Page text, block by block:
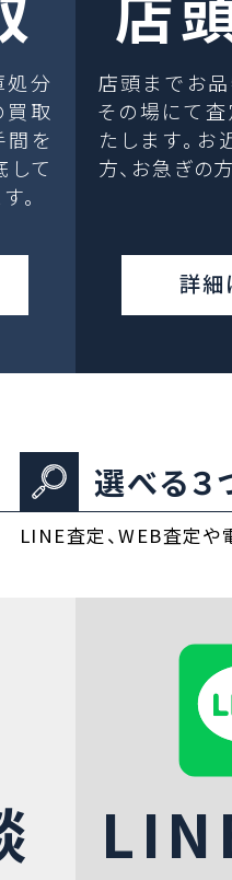
処分
取
間を
して
。
店頭までお品
その場にて査
たします。
方、お急ぎの
詳細
選べる３
LINE査定、WEB査定や